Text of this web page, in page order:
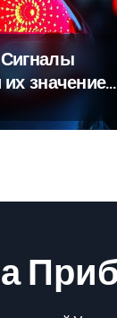
значение
на дороге